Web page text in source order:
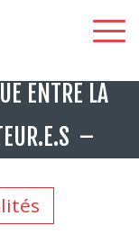
ENTRE LA